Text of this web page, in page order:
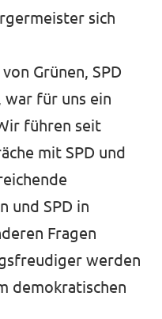
sich
Grünen, SPD
war für uns ein
führen seit
mit SPD und
und SPD in
Fragen
werden
demokratischen